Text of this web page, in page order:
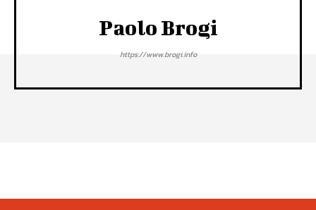
Paolo Brogi
https://www.brogi.info